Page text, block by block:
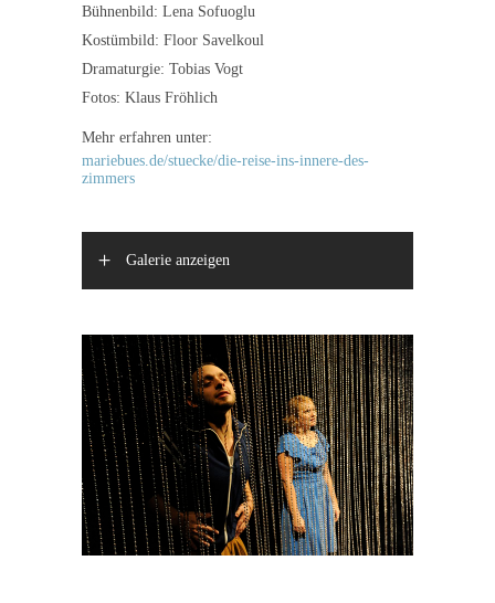
Bühnenbild: Lena Sofuoglu
Kostümbild: Floor Savelkoul
Dramaturgie: Tobias Vogt
Fotos: Klaus Fröhlich
Mehr erfahren unter:
mariebues.de/stuecke/die-reise-ins-innere-des-
zimmers
Galerie anzeigen